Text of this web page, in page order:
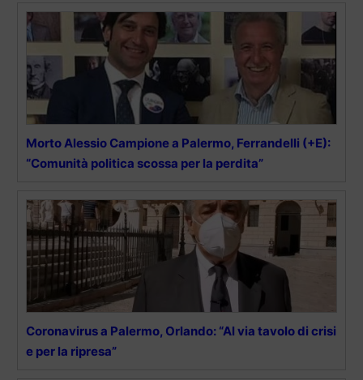
Morto Alessio Campione a Palermo, Ferrandelli (+E):
“Comunità politica scossa per la perdita”
Coronavirus a Palermo, Orlando: “Al via tavolo di crisi
e per la ripresa”